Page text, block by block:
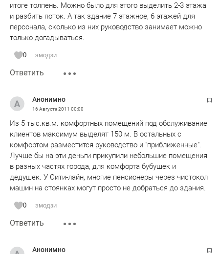
итоге толпень. Можно было для этого выделить 2-3 этажа
и разбить поток. А так здание 7 этажное, 6 этажей для
персонала, сколько из них руководство занимает можно
только догадываться.
0 эмодзи
Ответить
Анонимно
16 Августа 2011 00:00
Из 5 тыс.кв.м. комфортных помещений под обслуживание
клиентов максимум выделят 150 м. В остальных с
комфортом разместится руководство и "приближенные".
Лучше бы на эти деньги прикупили небольшие помещения
в разных частях города, для комфорта бубушек и
дедушек. У Сити-лайн, многие пенсионеры через чистокол
машин на стоянках могут просто не добраться до здания.
0 эмодзи
Ответить
Анонимно